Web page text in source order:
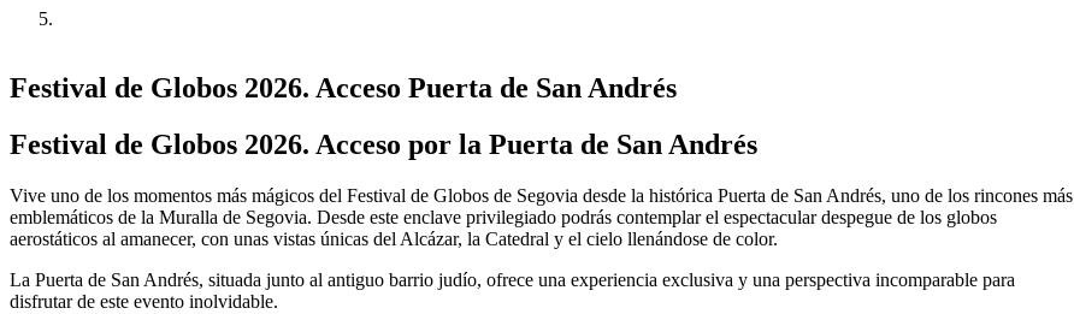
Festival de Globos 2026. Acceso Puerta de San Andrés
Festival de Globos 2026. Acceso por la Puerta de San Andrés
Vive uno de los momentos más mágicos del Festival de Globos de Segovia desde la histórica Puerta de San Andrés, uno de los rincones más
emblemáticos de la Muralla de Segovia. Desde este enclave privilegiado podrás contemplar el espectacular despegue de los globos
aerostáticos al amanecer, con unas vistas únicas del Alcázar, la Catedral y el cielo llenándose de color.
La Puerta de San Andrés, situada junto al antiguo barrio judío, ofrece una experiencia exclusiva y una perspectiva incomparable para
disfrutar de este evento inolvidable.